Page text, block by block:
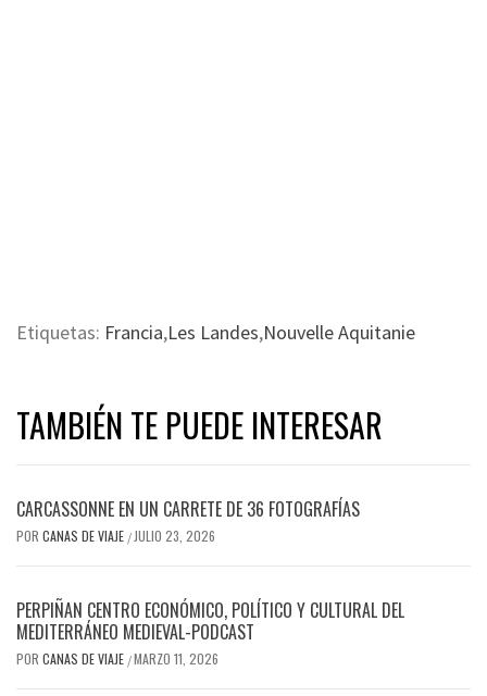
Etiquetas: Francia,Les Landes,Nouvelle Aquitanie
TAMBIÉN TE PUEDE INTERESAR
CARCASSONNE EN UN CARRETE DE 36 FOTOGRAFÍAS
POR CANAS DE VIAJE / JULIO 23, 2026
PERPIÑAN CENTRO ECONÓMICO, POLÍTICO Y CULTURAL DEL
MEDITERRÁNEO MEDIEVAL-PODCAST
POR CANAS DE VIAJE /MARZO 11, 2026